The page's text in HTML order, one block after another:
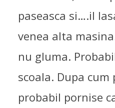
paseasca si….il
venea alta
nu gluma.
scoala. Dupa cum
probabil pornise